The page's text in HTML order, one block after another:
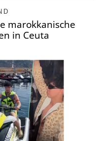
marokkanische
in Ceuta